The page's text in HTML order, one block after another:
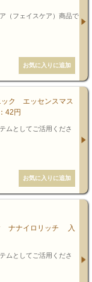
（フェイスケア）商品で
ック エッセンスマス
42円
ムとしてご活用くださ
ナナイロリッチ 入
ムとしてご活用くださ